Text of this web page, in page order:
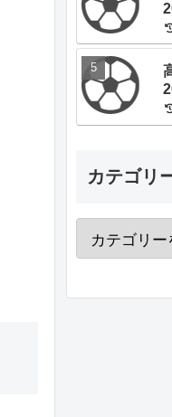
カテゴリ